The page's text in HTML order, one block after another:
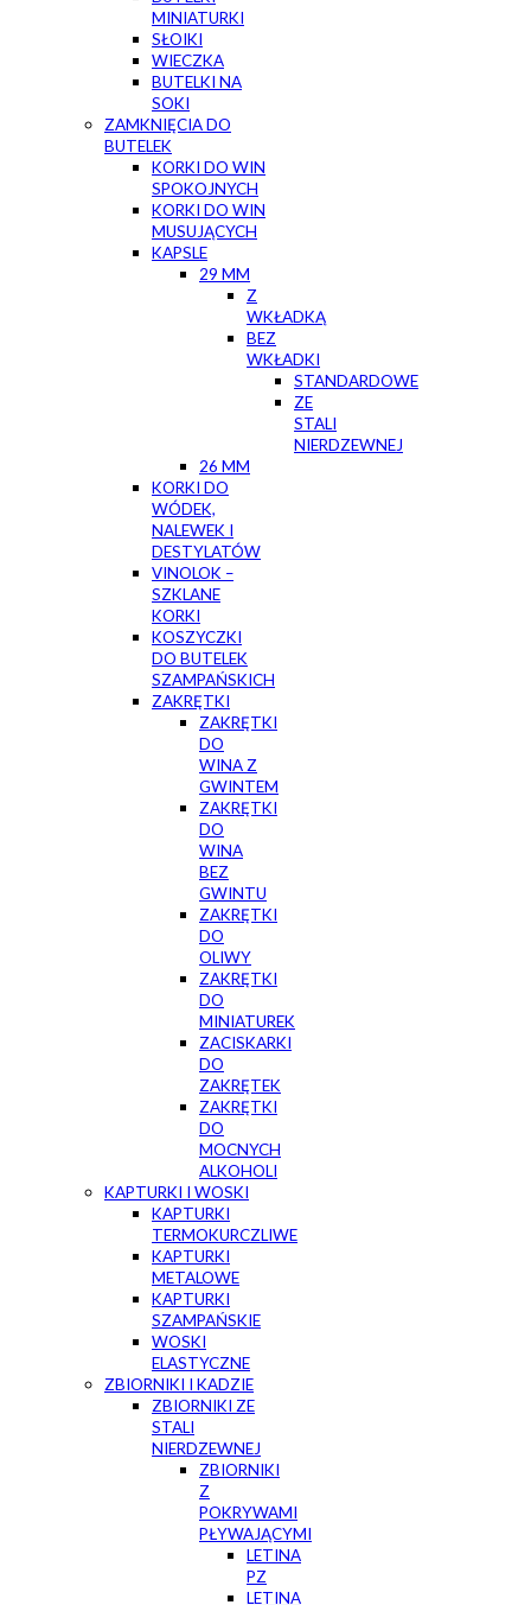
MINIATURKI
SŁOIKI
WIECZKA
BUTELKI NA
SOKI
ZAMKNIĘCIA DO
BUTELEK
KORKI DO WIN
SPOKOJNYCH
KORKI DO WIN
MUSUJĄCYCH
KAPSLE
29 MM
Z
WKŁADKĄ
BEZ
WKŁADKI
STANDARDOWE
ZE
STALI
NIERDZEWNEJ
26 MM
KORKI DO
WÓDEK,
NALEWEK I
DESTYLATÓW
VINOLOK –
SZKLANE
KORKI
KOSZYCZKI
DO BUTELEK
SZAMPAŃSKICH
ZAKRĘTKI
ZAKRĘTKI
DO
WINA Z
GWINTEM
ZAKRĘTKI
DO
WINA
BEZ
GWINTU
ZAKRĘTKI
DO
OLIWY
ZAKRĘTKI
DO
MINIATUREK
ZACISKARKI
DO
ZAKRĘTEK
ZAKRĘTKI
DO
MOCNYCH
ALKOHOLI
KAPTURKI I WOSKI
KAPTURKI
TERMOKURCZLIWE
KAPTURKI
METALOWE
KAPTURKI
SZAMPAŃSKIE
WOSKI
ELASTYCZNE
ZBIORNIKI I KADZIE
ZBIORNIKI ZE
STALI
NIERDZEWNEJ
ZBIORNIKI
Z
POKRYWAMI
PŁYWAJĄCYMI
LETINA
PZ
LETINA